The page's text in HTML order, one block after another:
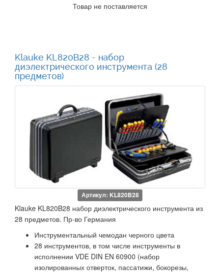
Товар не поставляется
Klauke KL820B28 - набор
диэлектрического инструмента (28
предметов)
Артикул: KL820B28
Klauke KL820B28 набор диэлектрического инструмента из
28 предметов. Пр-во Германия
Инструментальный чемодан черного цвета
28 инструментов, в том числе инструменты в
исполнении VDE DIN EN 60900 (набор
изолированных отверток, пассатижи, бокорезы,